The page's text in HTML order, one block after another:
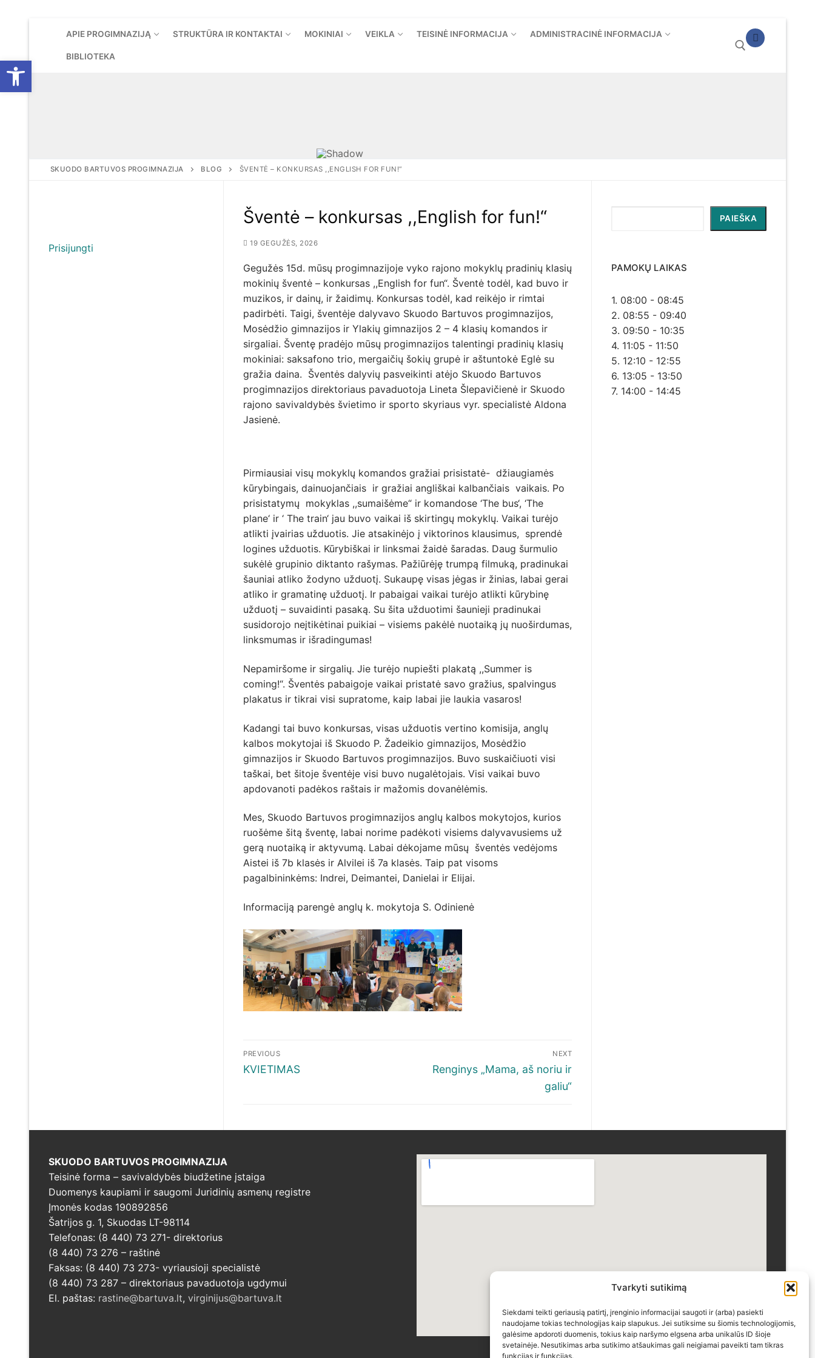
Open toolbar
Tvarkyti sutikimą
Siekdami teikti geriausią patirtį, įrenginio informacijai saugoti ir (arba) pasiekti
naudojame tokias technologijas kaip slapukus. Jei sutiksime su šiomis technologijomis,
galėsime apdoroti duomenis, tokius kaip naršymo elgsena arba unikalūs ID šioje
svetainėje. Nesutikimas arba sutikimo atšaukimas gali neigiamai paveikti tam tikras
funkcijas ir funkcijas.
APIE PROGIMNAZIJĄ STRUKTŪRA IR KONTAKTAI MOKINIAI VEIKLA TEISINĖ INFORMACIJA ADMINISTRACINĖ INFORMACIJA
BIBLIOTEKA
SKUODO BARTUVOS PROGIMNAZIJA BLOG ŠVENTĖ – KONKURSAS ,,ENGLISH FOR FUN!“
Šventė – konkursas ,,English for fun!“
19 GEGUŽĖS, 2026
Gegužės 15d. mūsų progimnazijoje vyko rajono mokyklų pradinių klasių
mokinių šventė – konkursas ,,English for fun“. Šventė todėl, kad buvo ir
muzikos, ir dainų, ir žaidimų. Konkursas todėl, kad reikėjo ir rimtai
padirbėti. Taigi, šventėje dalyvavo Skuodo Bartuvos progimnazijos,
Mosėdžio gimnazijos ir Ylakių gimnazijos 2 – 4 klasių komandos ir
sirgaliai. Šventę pradėjo mūsų progimnazijos talentingi pradinių klasių
mokiniai: saksafono trio, mergaičių šokių grupė ir aštuntokė Eglė su
gražia daina. Šventės dalyvių pasveikinti atėjo Skuodo Bartuvos
progimnazijos direktoriaus pavaduotoja Lineta Šlepavičienė ir Skuodo
rajono savivaldybės švietimo ir sporto skyriaus vyr. specialistė Aldona
Jasienė.
Pirmiausiai visų mokyklų komandos gražiai prisistatė- džiaugiamės
kūrybingais, dainuojančiais ir gražiai angliškai kalbančiais vaikais. Po
prisistatymų mokyklas ,,sumaišėme“ ir komandose ‘The bus‘, ‘The
plane‘ ir ‘ The train‘ jau buvo vaikai iš skirtingų mokyklų. Vaikai turėjo
atlikti įvairias užduotis. Jie atsakinėjo į viktorinos klausimus, sprendė
logines užduotis. Kūrybiškai ir linksmai žaidė šaradas. Daug šurmulio
sukėlė grupinio diktanto rašymas. Pažiūrėję trumpą filmuką, pradinukai
šauniai atliko žodyno užduotį. Sukaupę visas jėgas ir žinias, labai gerai
atliko ir gramatinę užduotį. Ir pabaigai vaikai turėjo atlikti kūrybinę
užduotį – suvaidinti pasaką. Su šita užduotimi šaunieji pradinukai
susidorojo neįtikėtinai puikiai – visiems pakėlė nuotaiką jų nuoširdumas,
linksmumas ir išradingumas!
Nepamiršome ir sirgalių. Jie turėjo nupiešti plakatą ,,Summer is
coming!“. Šventės pabaigoje vaikai pristatė savo gražius, spalvingus
plakatus ir tikrai visi supratome, kaip labai jie laukia vasaros!
Kadangi tai buvo konkursas, visas užduotis vertino komisija, anglų
kalbos mokytojai iš Skuodo P. Žadeikio gimnazijos, Mosėdžio
gimnazijos ir Skuodo Bartuvos progimnazijos. Buvo suskaičiuoti visi
taškai, bet šitoje šventėje visi buvo nugalėtojais. Visi vaikai buvo
apdovanoti padėkos raštais ir mažomis dovanėlėmis.
Mes, Skuodo Bartuvos progimnazijos anglų kalbos mokytojos, kurios
ruošėme šitą šventę, labai norime padėkoti visiems dalyvavusiems už
gerą nuotaiką ir aktyvumą. Labai dėkojame mūsų šventės vedėjoms
Aistei iš 7b klasės ir Alvilei iš 7a klasės. Taip pat visoms
pagalbininkėms: Indrei, Deimantei, Danielai ir Elijai.
Informaciją parengė anglų k. mokytoja S. Odinienė
Navigacija
tarp
PREVIOUS
Previous
KVIETIMAS
NEXT
Next
Renginys „Mama, aš noriu ir
galiu“
PAIEŠKA
PAMOKŲ LAIKAS
1. 08:00 - 08:45
2. 08:55 - 09:40
3. 09:50 - 10:35
4. 11:05 - 11:50
5. 12:10 - 12:55
6. 13:05 - 13:50
7. 14:00 - 14:45
Prisijungti
SKUODO BARTUVOS PROGIMNAZIJA
Teisinė forma – savivaldybės biudžetine įstaiga
Duomenys kaupiami ir saugomi Juridinių asmenų registre
Įmonės kodas 190892856
Šatrijos g. 1, Skuodas LT-98114
Telefonas: (8 440) 73 271- direktorius
(8 440) 73 276 – raštinė
Faksas: (8 440) 73 273- vyriausioji specialistė
(8 440) 73 287 – direktoriaus pavaduotoja ugdymui
El. paštas: rastine@bartuva.lt, virginijus@bartuva.lt